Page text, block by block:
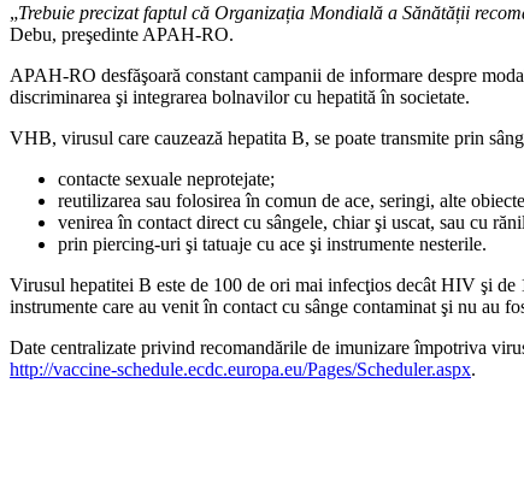
„Trebuie precizat faptul că Organizația Mondială a Sănătății
Debu, preşedinte APAH-RO.
APAH-RO desfăşoară constant campanii de informare despre
discriminarea şi integrarea bolnavilor cu hepatită în societate.
VHB, virusul care cauzează hepatita B, se poate transmite prin
contacte sexuale neprotejate;
reutilizarea sau folosirea în comun de ace, seringi, alte
venirea în contact direct cu sângele, chiar şi uscat, sau cu
prin piercing-uri şi tatuaje cu ace şi instrumente nesterile.
Virusul hepatitei B este de 100 de ori mai infecţios decât HIV şi
instrumente care au venit în contact cu sânge contaminat şi nu au
Date centralizate privind recomandările de imunizare împotriva
http://vaccine-schedule.ecdc.europa.eu/Pages/Scheduler.aspx.